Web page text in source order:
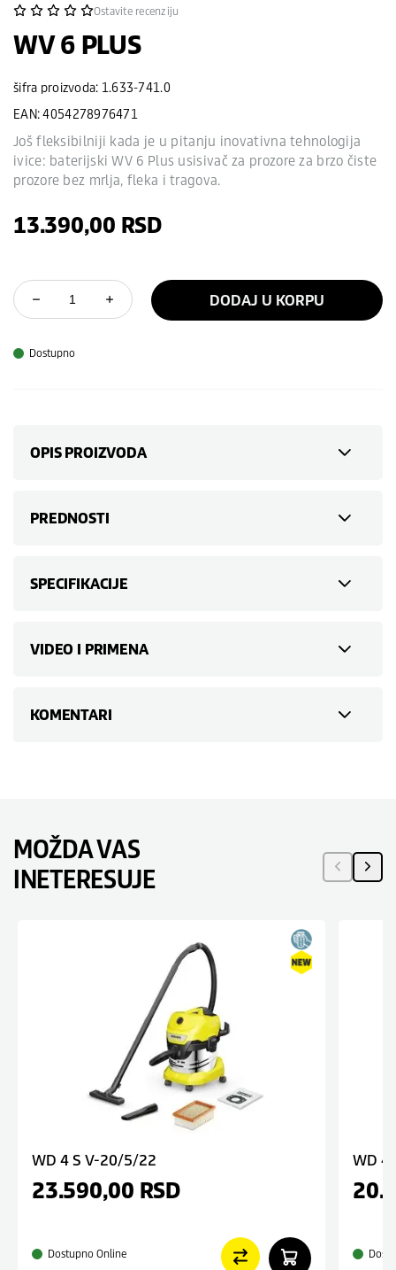
Ostavite recenziju
WV 6 PLUS
šifra proizvoda: 1.633-741.0
EAN: 4054278976471
Još fleksibilniji kada je u pitanju inovativna tehnologija
ivice: baterijski WV 6 Plus usisivač za prozore za brzo čiste
prozore bez mrlja, fleka i tragova.
13.390,00 RSD
DODAJ U KORPU
Dostupno
OPIS PROIZVODA
PREDNOSTI
SPECIFIKACIJE
VIDEO I PRIMENA
KOMENTARI
MOŽDA VAS
INETERESUJE
WD 4 S V-20/5/22
23.590,00 RSD
Dostupno Online
WD